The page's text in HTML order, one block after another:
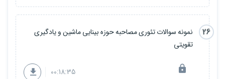
26
نمونه سوالات تئوری مصاحبه حوزه بینایی ماشین و یادگیری
تقویتی
00:18:35